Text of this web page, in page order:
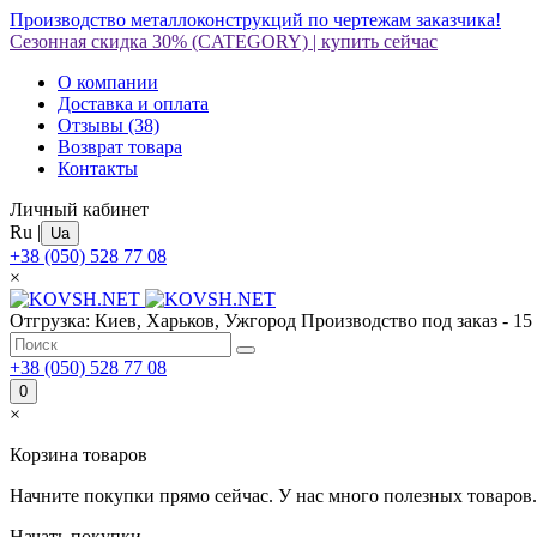
Производство металлоконструкций по чертежам заказчика!
Сезонная скидка 30% (CATEGORY) | купить сейчас
О компании
Доставка и оплата
Отзывы (38)
Возврат товара
Контакты
Личный кабинет
Ru | Ua
+38 (050) 528 77 08
×
Отгрузка: Киев, Харьков, Ужгород Производство под заказ -
+38 (050) 528 77 08
0
×
Корзина товаров
Начните покупки прямо сейчас. У нас много полезных товаров.